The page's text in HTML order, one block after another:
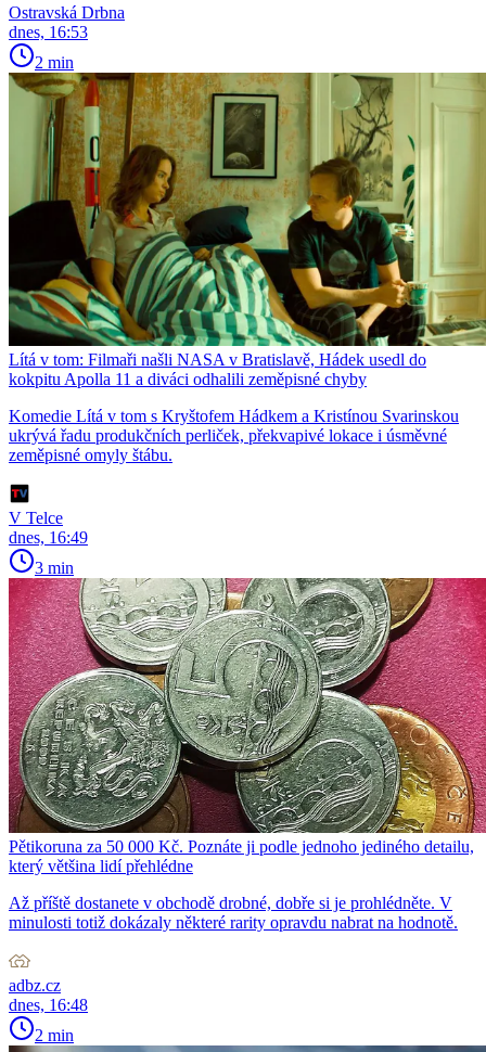
Ostravská Drbna
dnes, 16:53
2 min
Lítá v tom: Filmaři našli NASA v Bratislavě, Hádek usedl do
kokpitu Apolla 11 a diváci odhalili zeměpisné chyby
Komedie Lítá v tom s Kryštofem Hádkem a Kristínou Svarinskou
ukrývá řadu produkčních perliček, překvapivé lokace i úsměvné
zeměpisné omyly štábu.
V Telce
dnes, 16:49
3 min
Pětikoruna za 50 000 Kč. Poznáte ji podle jednoho jediného detailu,
který většina lidí přehlédne
Až příště dostanete v obchodě drobné, dobře si je prohlédněte. V
minulosti totiž dokázaly některé rarity opravdu nabrat na hodnotě.
adbz.cz
dnes, 16:48
2 min